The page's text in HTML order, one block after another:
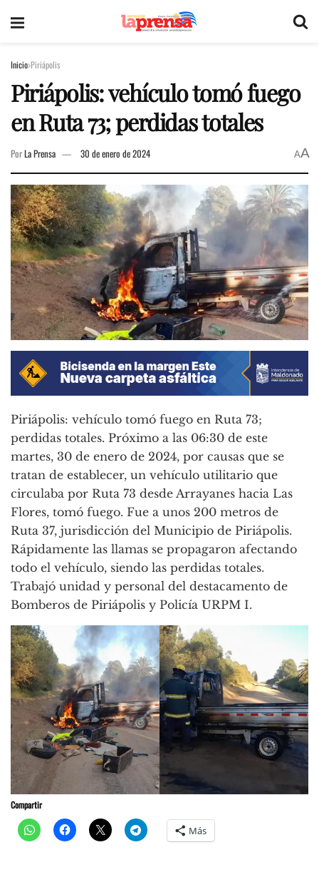
Inicio Piriápolis
Piriápolis: vehículo tomó fuego
en Ruta 73; perdidas totales
PorLa Prensa 30 de enero de 2024 AA
Piriápolis: vehículo tomó fuego en Ruta 73;
perdidas totales. Próximo a las 06:30 de este
martes, 30 de enero de 2024, por causas que se
tratan de establecer, un vehículo utilitario que
circulaba por Ruta 73 desde Arrayanes hacia Las
Flores, tomó fuego. Fue a unos 200 metros de
Ruta 37, jurisdicción del Municipio de Piriápolis.
Rápidamente las llamas se propagaron afectando
todo el vehículo, siendo las perdidas totales.
Trabajó unidad y personal del destacamento de
Bomberos de Piriápolis y Policía URPM I.
Compartir
Más